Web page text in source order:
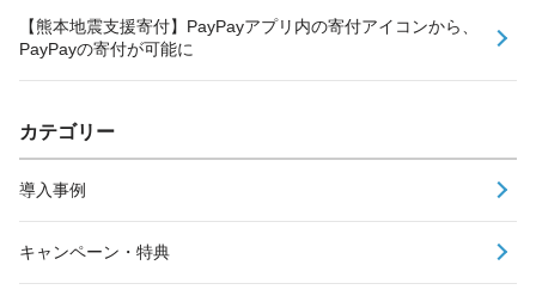
【熊本地震支援寄付】PayPayアプリ内の寄付アイコンから、
PayPayの寄付が可能に
カテゴリー
導入事例
キャンペーン・特典